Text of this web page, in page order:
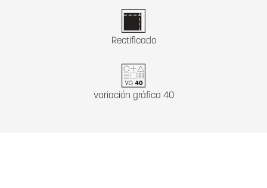
Rectificado
variación gráfica 40